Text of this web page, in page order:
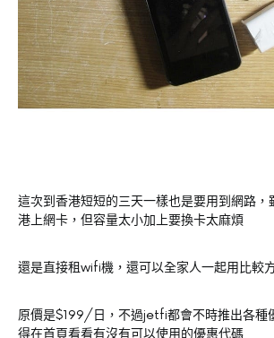
這次到香港短短的三天一樣也是要用到網路，
港上網卡，但容量太小加上要換卡太麻煩
還是直接租wifi機，還可以全家人一起用比較
原價是$199/日，不過jetfi都會不時推出各種
得在首頁看看有沒有可以使用的優惠代碼